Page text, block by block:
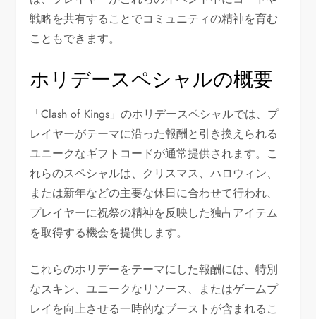
戦略を共有することでコミュニティの精神を育む
こともできます。
ホリデースペシャルの概要
「Clash of Kings」のホリデースペシャルでは、プ
レイヤーがテーマに沿った報酬と引き換えられる
ユニークなギフトコードが通常提供されます。こ
れらのスペシャルは、クリスマス、ハロウィン、
または新年などの主要な休日に合わせて行われ、
プレイヤーに祝祭の精神を反映した独占アイテム
を取得する機会を提供します。
これらのホリデーをテーマにした報酬には、特別
なスキン、ユニークなリソース、またはゲームプ
レイを向上させる一時的なブーストが含まれるこ